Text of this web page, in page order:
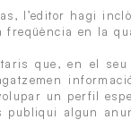
l’editor hagi
freqüència en la
que, en el seu
un perfil
publiqui algun